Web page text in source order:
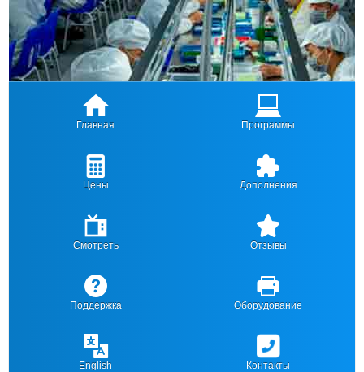
Главная Программы
Цены Дополнения
Смотреть Отзывы
Поддержка Оборудование
English Контакты